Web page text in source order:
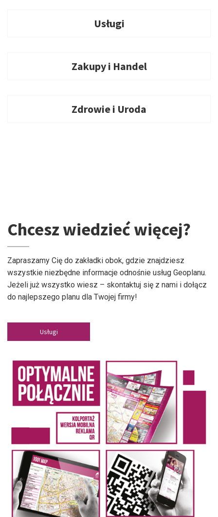
Usługi
Zakupy i Handel
Zdrowie i Uroda
Chcesz wiedzieć więcej?
Zapraszamy Cię do zakładki obok, gdzie znajdziesz
wszystkie niezbędne informacje odnośnie usług Geoplanu.
Jeżeli już wszystko wiesz – skontaktuj się z nami i dołącz
do najlepszego planu dla Twojej firmy!
Usługi